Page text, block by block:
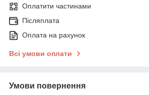
Оплатити частинами
Післяплата
Оплата на рахунок
Всі умови оплати
Умови повернення